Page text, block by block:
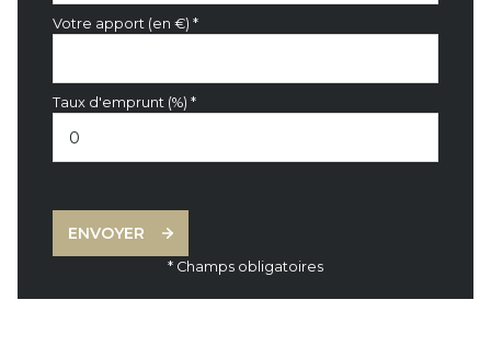
Votre apport (en €) *
Taux d'emprunt (%) *
ENVOYER
* Champs obligatoires